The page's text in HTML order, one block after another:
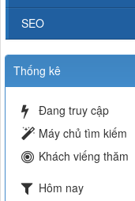
SEO
Thống kê
Đang truy cập
Máy chủ tìm kiếm
Khách viếng thăm
Hôm nay